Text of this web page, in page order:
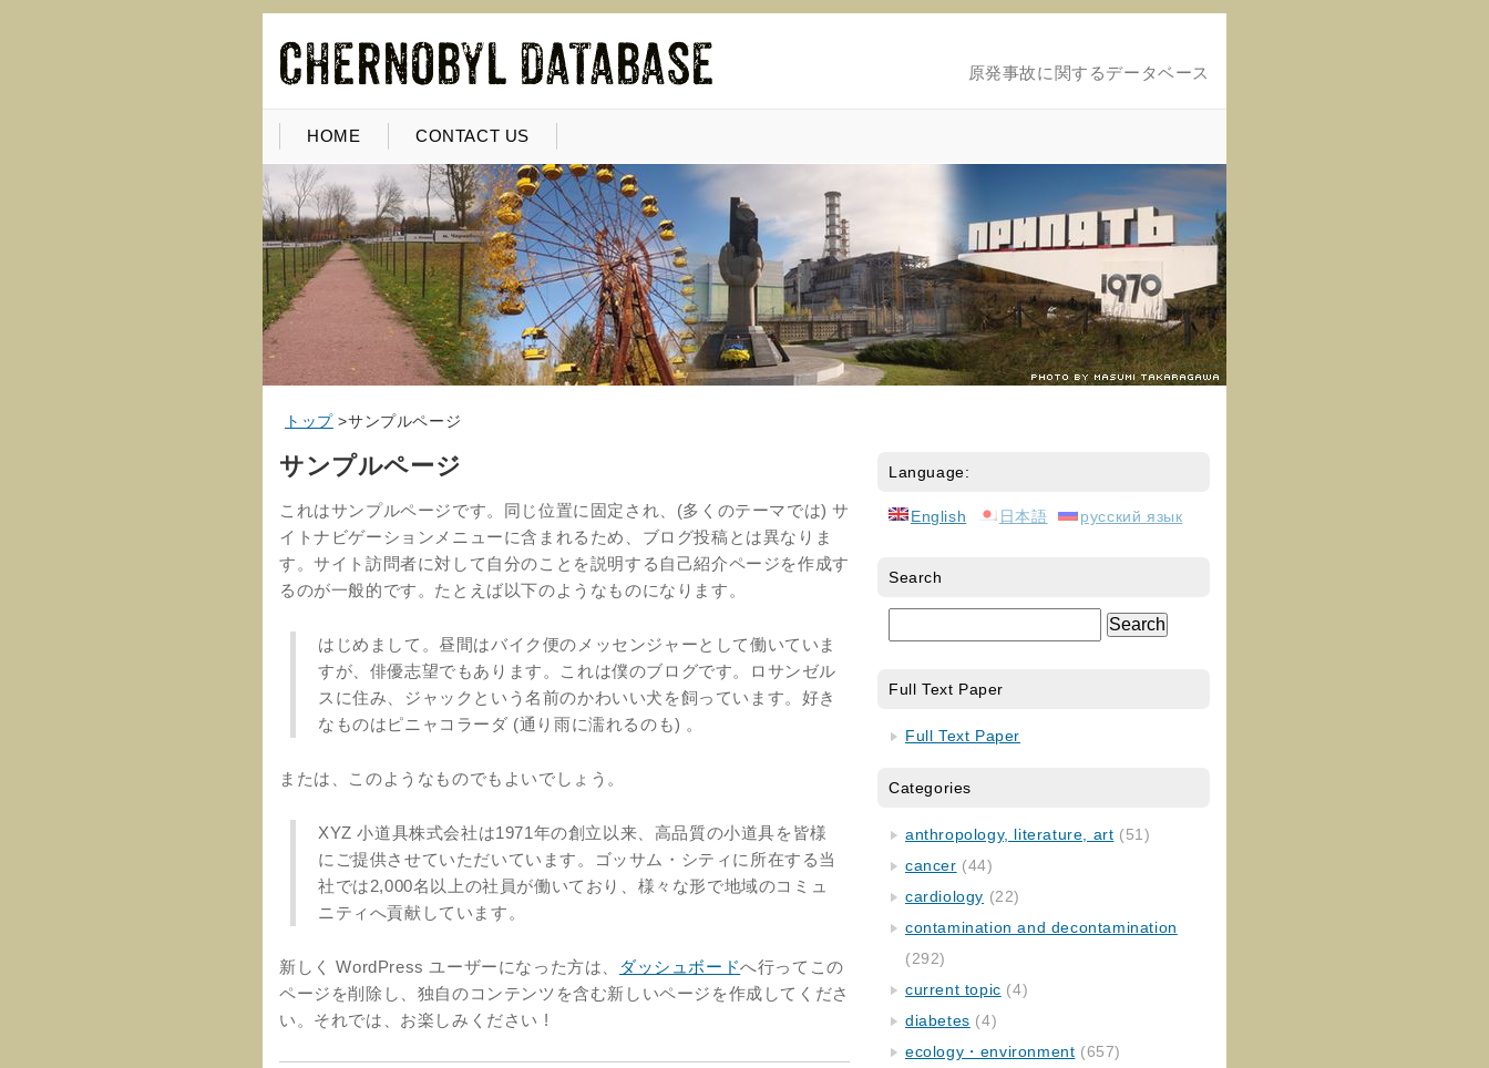
原発事故に関するデータベース
HOME CONTACT US
トップ>サンプルページ
サンプルページ
これはサンプルページです。同じ位置に固定され、(多くのテーマでは) サ
イトナビゲーションメニューに含まれるため、ブログ投稿とは異なりま
す。サイト訪問者に対して自分のことを説明する自己紹介ページを作成す
るのが一般的です。たとえば以下のようなものになります。
はじめまして。昼間はバイク便のメッセンジャーとして働いていま
すが、俳優志望でもあります。これは僕のブログです。ロサンゼル
スに住み、ジャックという名前のかわいい犬を飼っています。好き
なものはピニャコラーダ (通り雨に濡れるのも) 。
または、このようなものでもよいでしょう。
XYZ 小道具株式会社は1971年の創立以来、高品質の小道具を皆様
にご提供させていただいています。ゴッサム・シティに所在する当
社では2,000名以上の社員が働いており、様々な形で地域のコミュ
ニティへ貢献しています。
新しく WordPress ユーザーになった方は、 ダッシュボードへ行ってこの
ページを削除し、独自のコンテンツを含む新しいページを作成してくださ
い。それでは、お楽しみください !
Language:
English 日本語 русский язык
Search
Full Text Paper
Full Text Paper
Categories
anthropology, literature, art (51)
cancer (44)
cardiology (22)
contamination and decontamination
(292)
current topic (4)
diabetes (4)
ecology・environment (657)